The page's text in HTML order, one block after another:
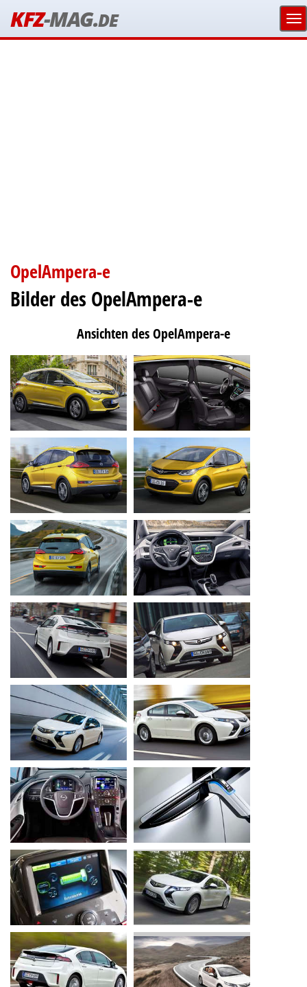
KFZ-MAG.DE
OpelAmpera-e
Bilder des OpelAmpera-e
Ansichten des OpelAmpera-e